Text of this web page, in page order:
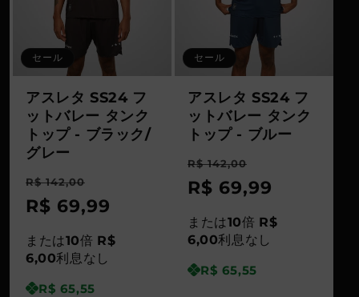
セール
アスレタ SS24 フ
ットバレー タンク
トップ - ブラック/
グレー
通
常
価
格
R$ 142,00
ー
ル
価
格
R$ 69,99
または10倍 R$
6,00利息なし
R$ 65,55
セール
アスレタ SS24 フ
ットバレー タンク
トップ - ブルー
通
常
価
格
R$ 142,00
ー
ル
価
格
R$ 69,99
または10倍 R$
6,00利息なし
R$ 65,55